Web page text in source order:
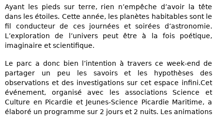
Ayant les pieds sur terre, rien n’empêche d’avoir la tête
dans les étoiles. Cette année, les planètes habitables sont le
fil conducteur de ces journées et soirées d’astronomie.
L’exploration de l’univers peut être à la fois poétique,
imaginaire et scientifique.
Le parc a donc bien l’intention à travers ce week-end de
partager un peu les savoirs et les hypothèses des
observations et des investigations sur cet espace infini.Cet
événement, organisé avec les associations Science et
Culture en Picardie et Jeunes-Science Picardie Maritime, a
élaboré un programme sur 2 jours et 2 nuits. Les animations